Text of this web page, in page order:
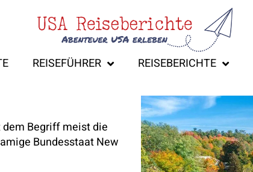
REISEFÜHRER REISEBERICHTE
Begriff meist die
Bundesstaat New